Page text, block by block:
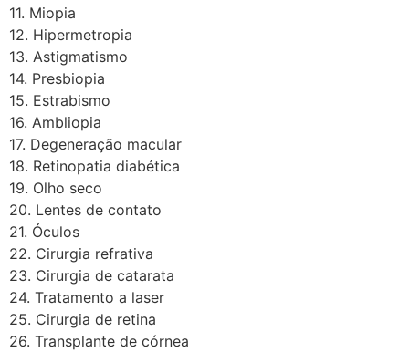
11. Miopia
12. Hipermetropia
13. Astigmatismo
14. Presbiopia
15. Estrabismo
16. Ambliopia
17. Degeneração macular
18. Retinopatia diabética
19. Olho seco
20. Lentes de contato
21. Óculos
22. Cirurgia refrativa
23. Cirurgia de catarata
24. Tratamento a laser
25. Cirurgia de retina
26. Transplante de córnea